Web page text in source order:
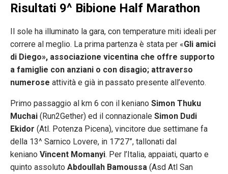
Risultati 9^ Bibione Half Marathon
Il sole ha illuminato la gara, con temperature miti ideali per
correre al meglio. La prima partenza è stata per «Gli amici
di Diego», associazione vicentina che offre supporto
a famiglie con anziani o con disagio; attraverso
numerose attività e già in passato presente all’evento.
Primo passaggio al km 6 con il keniano Simon Thuku
Muchai (Run2Gether) ed il connazionale Simon Dudi
Ekidor (Atl. Potenza Picena), vincitore due settimane fa
della 13^ Sarnico Lovere, in 17’27”, tallonati dal
keniano Vincent Momanyi. Per l’Italia, appaiati, quarto e
quinto assoluto Abdoullah Bamoussa (Asd Atl San